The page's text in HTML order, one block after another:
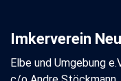
Imkerverein
Elbe und Umgebung